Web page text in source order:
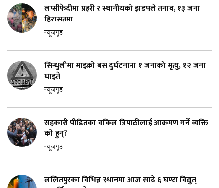
लप्सीफेदीमा प्रहरी र स्थानीयको झडपले तनाव, १३ जना
हिरासतमा
न्यूजगृह
सिन्धुलीमा माइक्रो बस दुर्घटनामा १ जनाको मृत्यु, १२ जना
घाइते
न्यूजगृह
सहकारी पीडितका वकिल त्रिपाठीलाई आक्रमण गर्ने व्यक्ति
को हुन्?
न्यूजगृह
ललितपुरका विभिन्न स्थानमा आज साढे ६ घण्टा विद्युत्